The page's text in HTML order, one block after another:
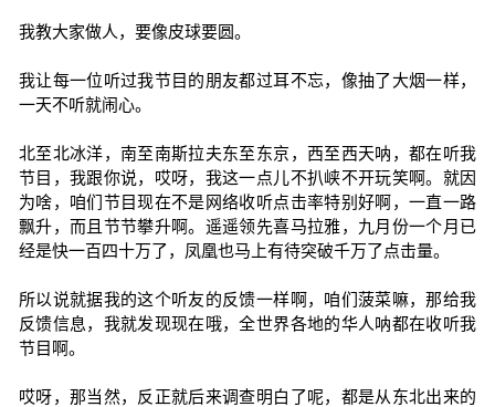
我教大家做人，要像皮球要圆。
我让每一位听过我节目的朋友都过耳不忘，像抽了大烟一样，
一天不听就闹心。
北至北冰洋，南至南斯拉夫东至东京，西至西天呐，都在听我
节目，我跟你说，哎呀，我这一点儿不扒峡不开玩笑啊。就因
为啥，咱们节目现在不是网络收听点击率特别好啊，一直一路
飘升，而且节节攀升啊。遥遥领先喜马拉雅，九月份一个月已
经是快一百四十万了，凤凰也马上有待突破千万了点击量。
所以说就据我的这个听友的反馈一样啊，咱们菠菜嘛，那给我
反馈信息，我就发现现在哦，全世界各地的华人呐都在收听我
节目啊。
哎呀，那当然，反正就后来调查明白了呢，都是从东北出来的